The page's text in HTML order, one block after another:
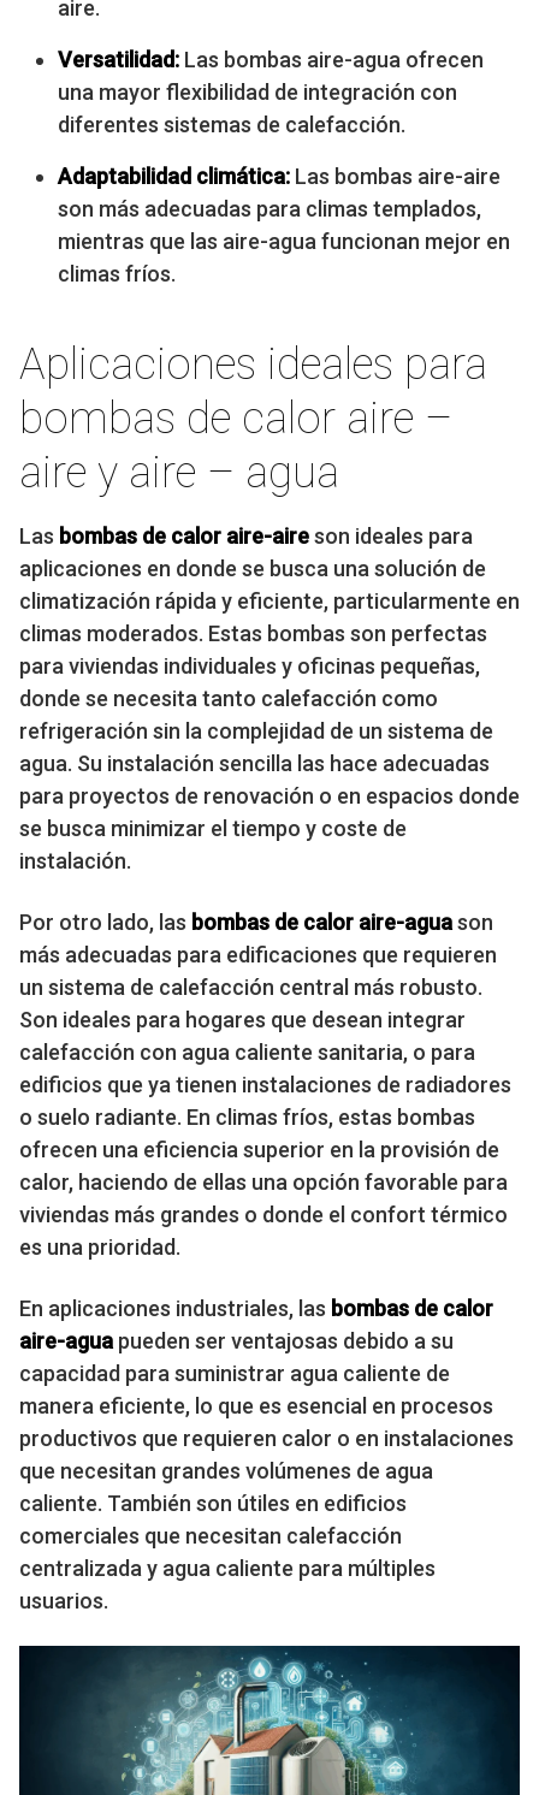
aire.
Versatilidad: Las bombas aire-agua ofrecen
una mayor flexibilidad de integración con
diferentes sistemas de calefacción.
Adaptabilidad climática: Las bombas aire-aire
son más adecuadas para climas templados,
mientras que las aire-agua funcionan mejor en
climas fríos.
Aplicaciones ideales para
bombas de calor aire –
aire y aire – agua
Las bombas de calor aire-aireson ideales para
aplicaciones en donde se busca una solución de
climatización rápida y eficiente, particularmente en
climas moderados. Estas bombas son perfectas
para viviendas individuales y oficinas pequeñas,
donde se necesita tanto calefacción como
refrigeración sin la complejidad de un sistema de
agua. Su instalación sencilla las hace adecuadas
para proyectos de renovación o en espacios donde
se busca minimizar el tiempo y coste de
instalación.
Por otro lado, las bombas de calor aire-aguason
más adecuadas para edificaciones que requieren
un sistema de calefacción central más robusto.
Son ideales para hogares que desean integrar
calefacción con agua caliente sanitaria, o para
edificios que ya tienen instalaciones de radiadores
o suelo radiante. En climas fríos, estas bombas
ofrecen una eficiencia superior en la provisión de
calor, haciendo de ellas una opción favorable para
viviendas más grandes o donde el confort térmico
es una prioridad.
En aplicaciones industriales, las bombas de calor
aire-agua pueden ser ventajosas debido a su
capacidad para suministrar agua caliente de
manera eficiente, lo que es esencial en procesos
productivos que requieren calor o en instalaciones
que necesitan grandes volúmenes de agua
caliente. También son útiles en edificios
comerciales que necesitan calefacción
centralizada y agua caliente para múltiples
usuarios.